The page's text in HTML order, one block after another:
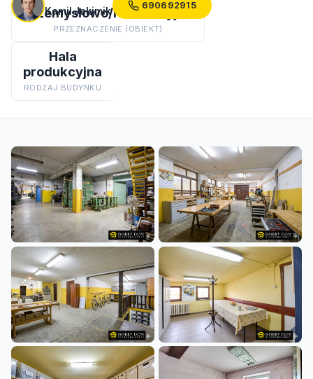
Przemysłowo/Produkcyjne
PRZEZNACZENIE (OBIEKT)
Hala
produkcyjna
RODZAJ BUDYNKU
Kamil Jakimik 690692915